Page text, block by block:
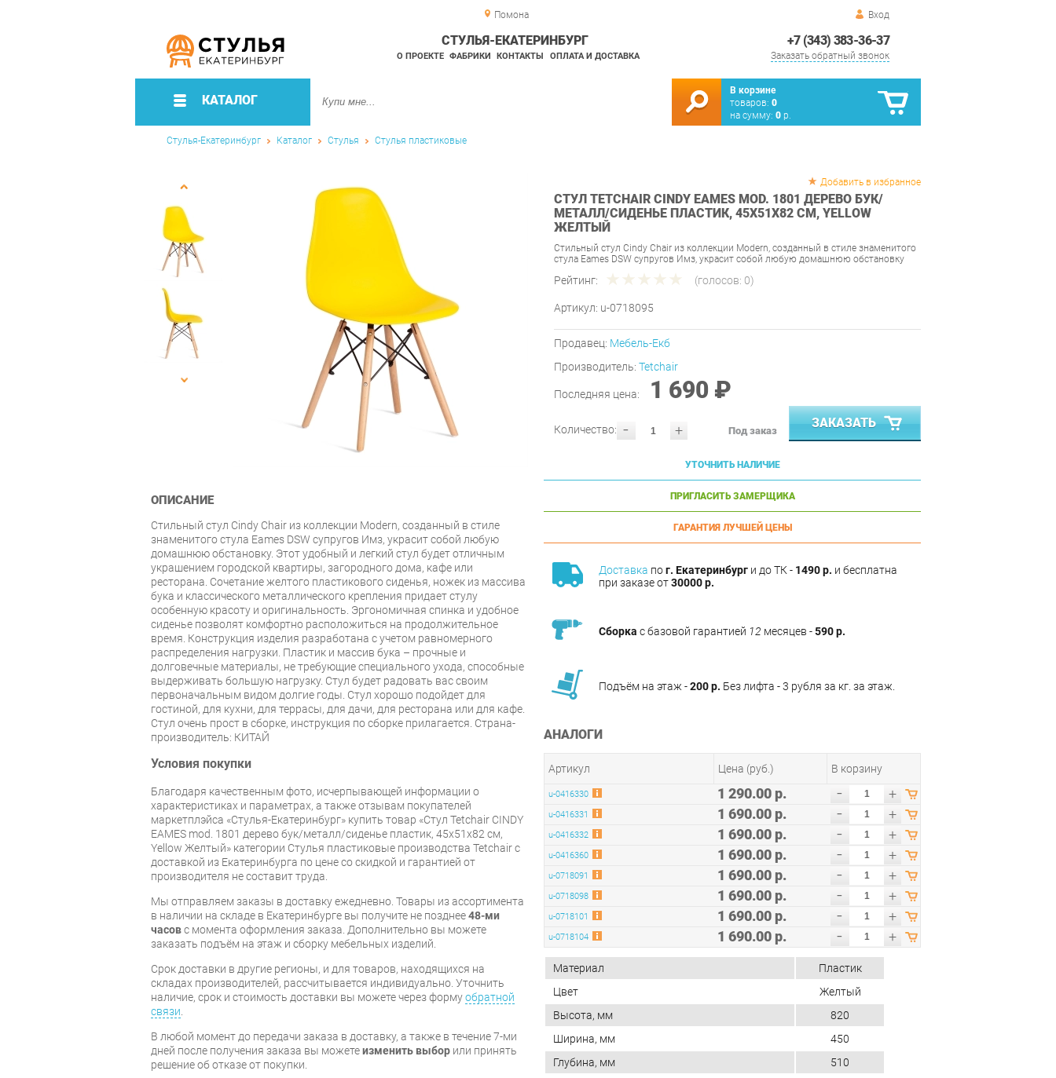
Помона Вход
+7 (343) 383-36-37
Заказать обратный звонок
СТУЛЬЯ-ЕКАТЕРИНБУРГ
О ПРОЕКТЕ ФАБРИКИ КОНТАКТЫ ОПЛАТА И ДОСТАВКА
КАТАЛОГ
В корзине
товаров: 0
на сумму: 0 р.
Стулья-Екатеринбург Каталог Стулья Стулья пластиковые
Добавить в избранное
СТУЛ TETCHAIR CINDY EAMES MOD. 1801 ДЕРЕВО БУК/
МЕТАЛЛ/СИДЕНЬЕ ПЛАСТИК, 45X51X82 СМ, YELLOW
ЖЕЛТЫЙ
Стильный стул Cindy Chair из коллекции Modern, созданный в стиле знаменитого
стула Eames DSW супругов Имз, украсит собой любую домашнюю обстановку
Рейтинг: (голосов: 0)
Артикул: u-0718095
Продавец: Мебель-Екб
Производитель: Tetchair
Последняя цена: 1 690 ₽
- +
Количество: Под заказ
ЗАКАЗАТЬ
УТОЧНИТЬ НАЛИЧИЕ
ПРИГЛАСИТЬ ЗАМЕРЩИКА
ГАРАНТИЯ ЛУЧШЕЙ ЦЕНЫ
Доставка пог. Екатеринбург и до ТК - 1490 р. и бесплатна
при заказе от30000 р.
Сборка с базовой гарантией 12 месяцев -590 р.
Подъём на этаж -200 р. Без лифта - 3 рубля за кг. за этаж.
АНАЛОГИ
Артикул Цена (руб.) В корзину
u-0416330 1 290.00 р. - +
u-0416331 1 690.00 р. - +
u-0416332 1 690.00 р. - +
u-0416360 1 690.00 р. - +
u-0718091 1 690.00 р. - +
u-0718098 1 690.00 р. - +
u-0718101 1 690.00 р. - +
u-0718104 1 690.00 р. - +
ОПИСАНИЕ
Стильный стул Cindy Chair из коллекции Modern, созданный в стиле
знаменитого стула Eames DSW супругов Имз, украсит собой любую
домашнюю обстановку. Этот удобный и легкий стул будет отличным
украшением городской квартиры, загородного дома, кафе или
ресторана. Сочетание желтого пластикового сиденья, ножек из массива
бука и классического металлического крепления придает стулу
особенную красоту и оригинальность. Эргономичная спинка и удобное
сиденье позволят комфортно расположиться на продолжительное
время. Конструкция изделия разработана с учетом равномерного
распределения нагрузки. Пластик и массив бука – прочные и
долговечные материалы, не требующие специального ухода, способные
выдерживать большую нагрузку. Стул будет радовать вас своим
первоначальным видом долгие годы. Стул хорошо подойдет для
гостиной, для кухни, для террасы, для дачи, для ресторана или для кафе.
Стул очень прост в сборке, инструкция по сборке прилагается. Страна-
производитель: КИТАЙ
Условия покупки
Благодаря качественным фото, исчерпывающей информации о
характеристиках и параметрах, а также отзывам покупателей
маркетплэйса «Стулья-Екатеринбург» купить товар «Стул Tetchair CINDY
EAMES mod. 1801 дерево бук/металл/сиденье пластик, 45x51x82 см,
Yellow Желтый» категории Стулья пластиковые производства Tetchair с
доставкой из Екатеринбурга по цене со скидкой и гарантией от
производителя не составит труда.
Мы отправляем заказы в доставку ежедневно. Товары из ассортимента
в наличии на складе в Екатеринбурге вы получите не позднее48-ми
часовс момента оформления заказа. Дополнительно вы можете
заказать подъём на этаж и сборку мебельных изделий.
Срок доставки в другие регионы, и для товаров, находящихся на
складах производителей, рассчитывается индивидуально. Уточнить
наличие, срок и стоимость доставки вы можете через формуобратной
связи
В любой момент до передачи заказа в доставку, а также в течение 7-ми
дней после получения заказа вы можетеизменить выбор или принять
решение об отказе от покупки.
Материал
Пластик
Цвет
Желтый
Высота, мм
820
Ширина, мм
450
Глубина, мм
510